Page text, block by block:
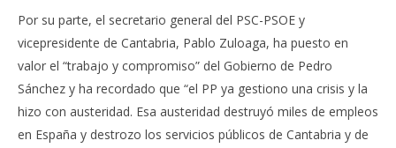
Por su parte, el secretario general del PSC-PSOE y
vicepresidente de Cantabria, Pablo Zuloaga, ha puesto en
valor el “trabajo y compromiso” del Gobierno de Pedro
Sánchez y ha recordado que “el PP ya gestiono una crisis y la
hizo con austeridad. Esa austeridad destruyó miles de empleos
en España y destrozo los servicios públicos de Cantabria y de